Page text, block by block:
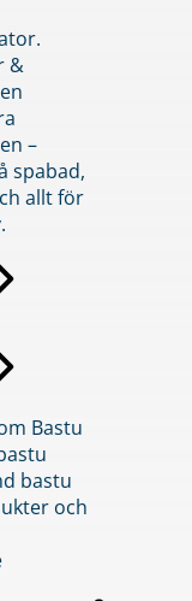
&
–
spabad,
allt för
Bastu
bastu
och